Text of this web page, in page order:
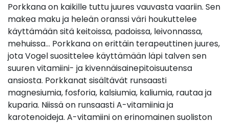
Porkkana on kaikille tuttu juures vauvasta vaariin. Sen
makea maku ja heleän oranssi väri houkuttelee
käyttämään sitä keitoissa, padoissa, leivonnassa,
mehuissa… Porkkana on erittäin terapeuttinen juures,
jota Vogel suosittelee käyttämään läpi talven sen
suuren vitamiini- ja kivennäisainepitoisuutensa
ansiosta. Porkkanat sisältävät runsaasti
magnesiumia, fosforia, kalsiumia, kaliumia, rautaa ja
kuparia. Niissä on runsaasti A-vitamiinia ja
karotenoideja. A-vitamiini on erinomainen suoliston